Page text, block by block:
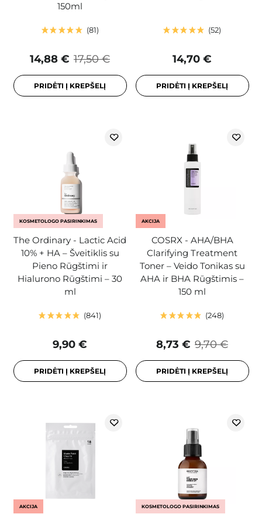
150ml
81
17,50 €
14,88 €
PRIDĖTI Į KREPŠELĮ
52
14,70 €
PRIDĖTI Į KREPŠELĮ
KOSMETOLOGO PASIRINKIMAS
The Ordinary - Lactic Acid
10% + HA – Šveitiklis su
Pieno Rūgštimi ir
Hialurono Rūgštimi – 30
ml
841
9,90 €
PRIDĖTI Į KREPŠELĮ
AKCIJA
COSRX - AHA/BHA
Clarifying Treatment
Toner – Veido Tonikas su
AHA ir BHA Rūgštimis –
150 ml
248
9,70 €
8,73 €
PRIDĖTI Į KREPŠELĮ
AKCIJA KOSMETOLOGO PASIRINKIMAS